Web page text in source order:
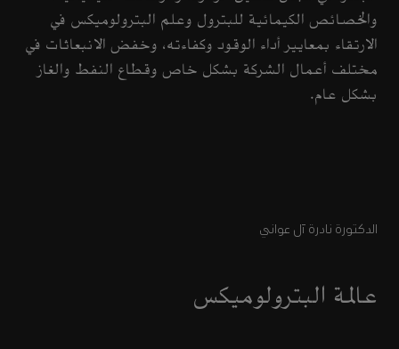
والخصائص الكيمائية للبترول وعلم البترولوميكس في
الارتقاء بمعايير أداء الوقود وكفاءته، وخفض الانبعاثات في
مختلف أعمال الشركة بشكل خاص وقطاع النفط والغاز
بشكل عام.
الدكتورة نادرة آل عواني
عالمة البترولوميكس